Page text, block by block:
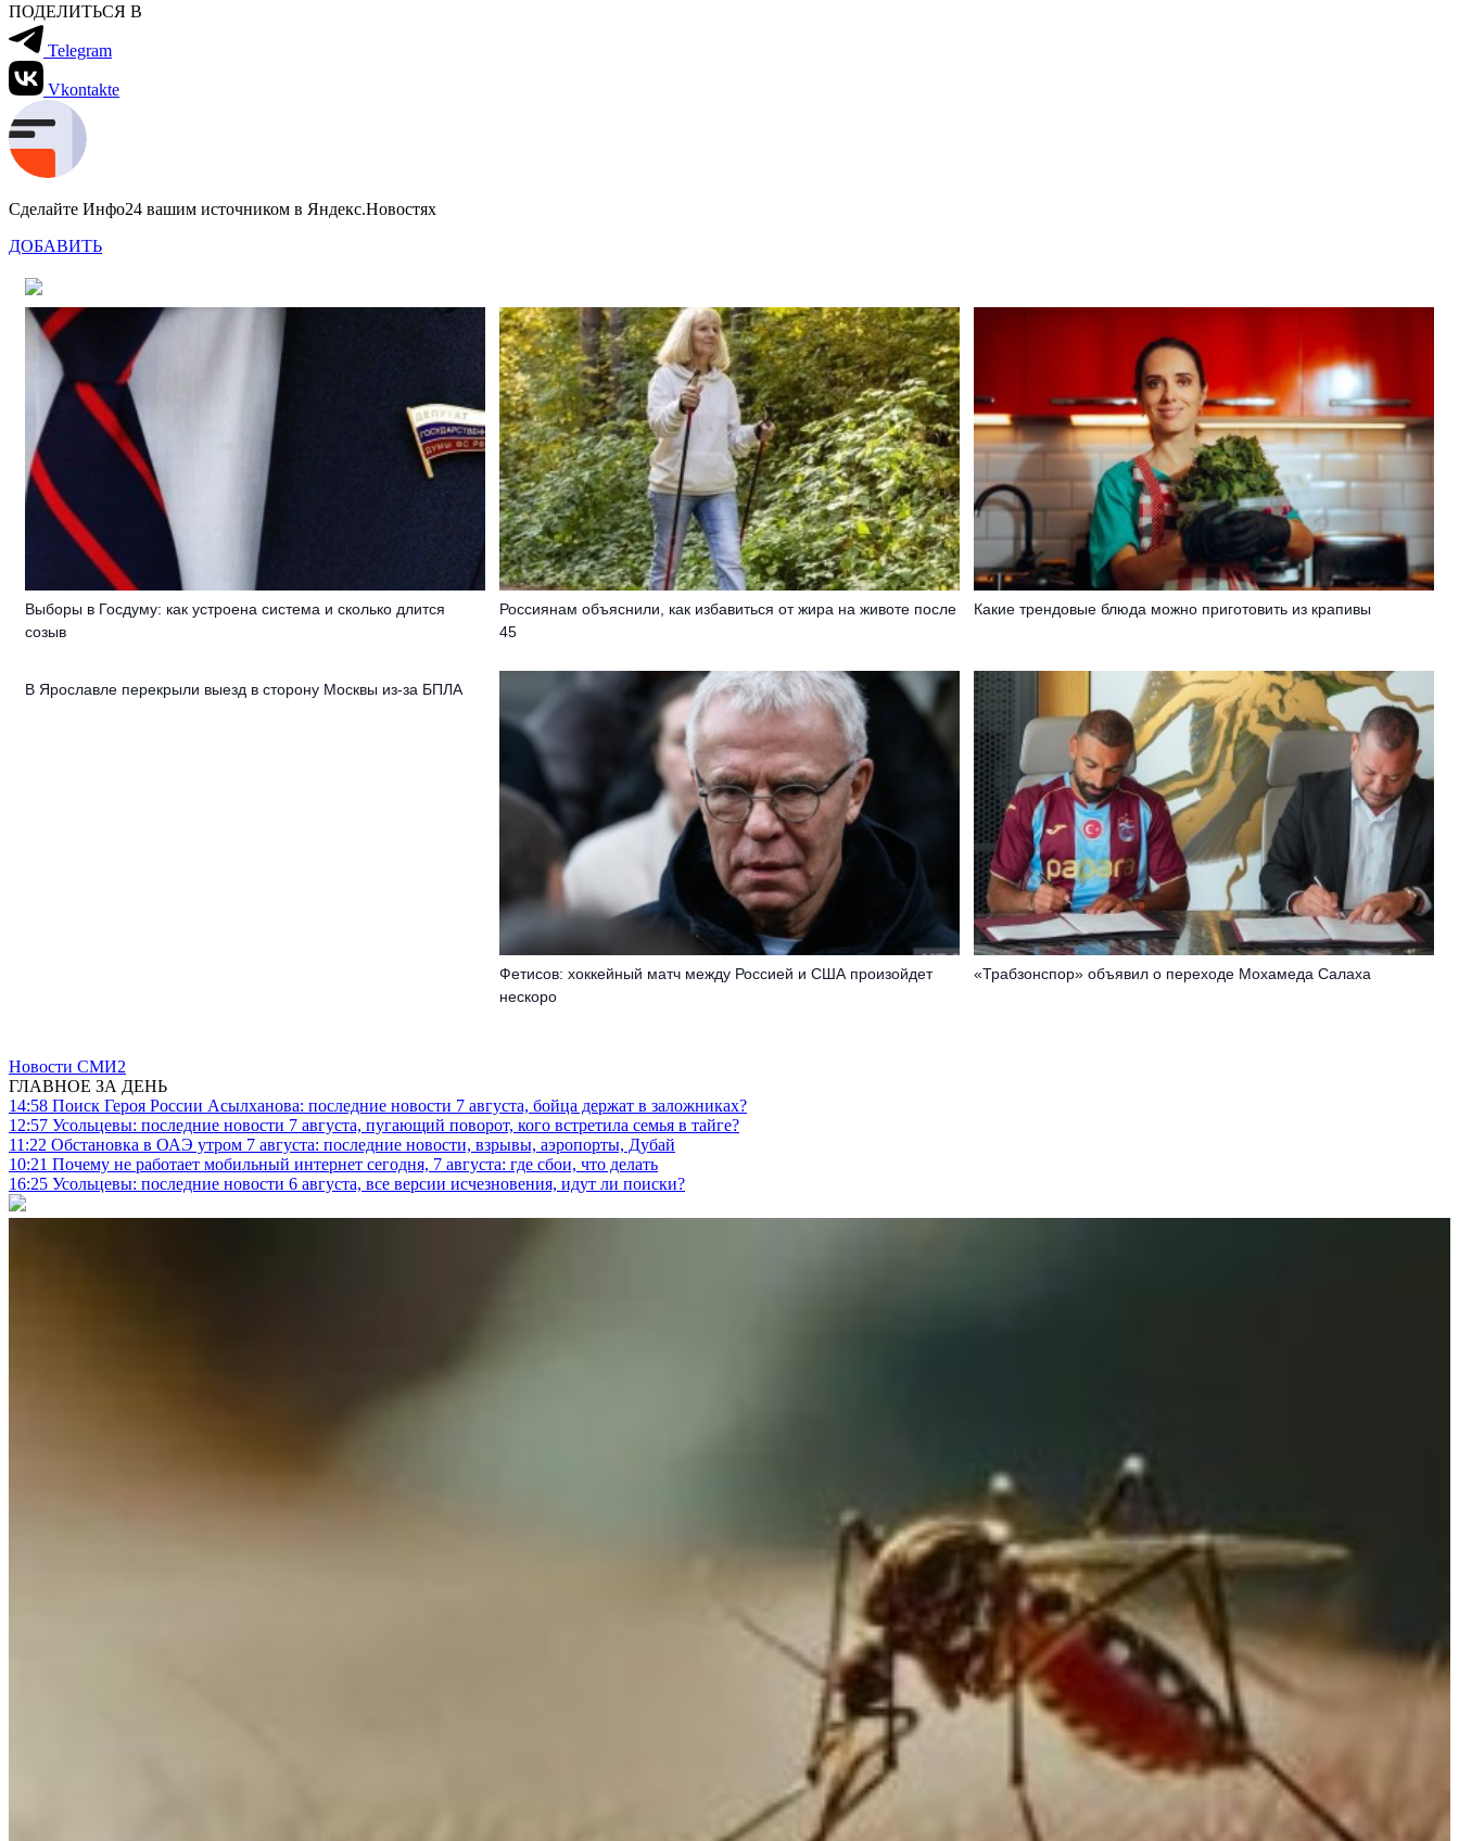
ПОДЕЛИТЬСЯ В
Telegram
Vkontakte
Сделайте Инфо24 вашим источником в Яндекс.Новостях
ДОБАВИТЬ
Выборы в Госдуму: как устроена система и сколько длится
созыв
Россиянам объяснили, как избавиться от жира на животе после
45
Какие трендовые блюда можно приготовить из крапивы
В Ярославле перекрыли выезд в сторону Москвы из-за БПЛА
Фетисов: хоккейный матч между Россией и США произойдет
нескоро
«Трабзонспор» объявил о переходе Мохамеда Салаха
Новости СМИ2
ГЛАВНОЕ ЗА ДЕНЬ
14:58 Поиск Героя России Асылханова: последние новости 7 августа, бойца держат в заложниках?
12:57 Усольцевы: последние новости 7 августа, пугающий поворот, кого встретила семья в тайге?
11:22 Обстановка в ОАЭ утром 7 августа: последние новости, взрывы, аэропорты, Дубай
10:21 Почему не работает мобильный интернет сегодня, 7 августа: где сбои, что делать
16:25 Усольцевы: последние новости 6 августа, все версии исчезновения, идут ли поиски?